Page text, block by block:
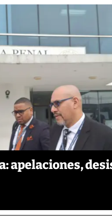
apelaciones,